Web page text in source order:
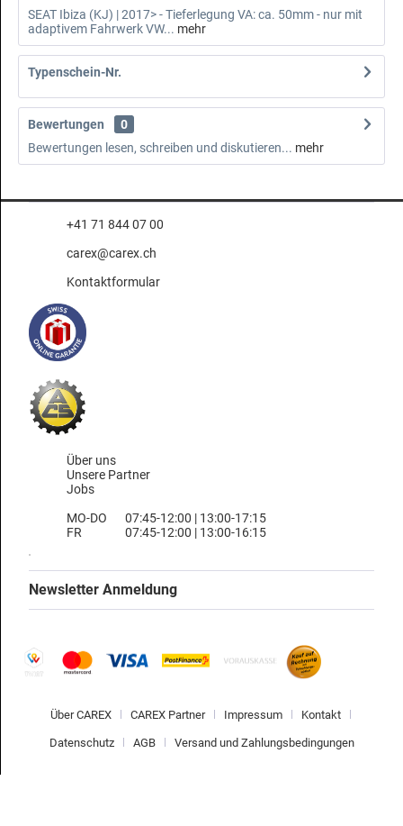
SEAT Ibiza (KJ) | 2017> - Tieferlegung VA: ca. 50mm - nur mit
adaptivem Fahrwerk VW... mehr
Typenschein-Nr.
Bewertungen
0
Bewertungen lesen, schreiben und diskutieren... mehr
+41 71 844 07 00
carex@carex.ch
Kontaktformular
Über uns
Unsere Partner
Jobs
MO-DO
FR
07:45-12:00 | 13:00-17:15
07:45-12:00 | 13:00-16:15
Newsletter Anmeldung
Über CAREX CAREX Partner Impressum Kontakt
Datenschutz AGB Versand und Zahlungsbedingungen